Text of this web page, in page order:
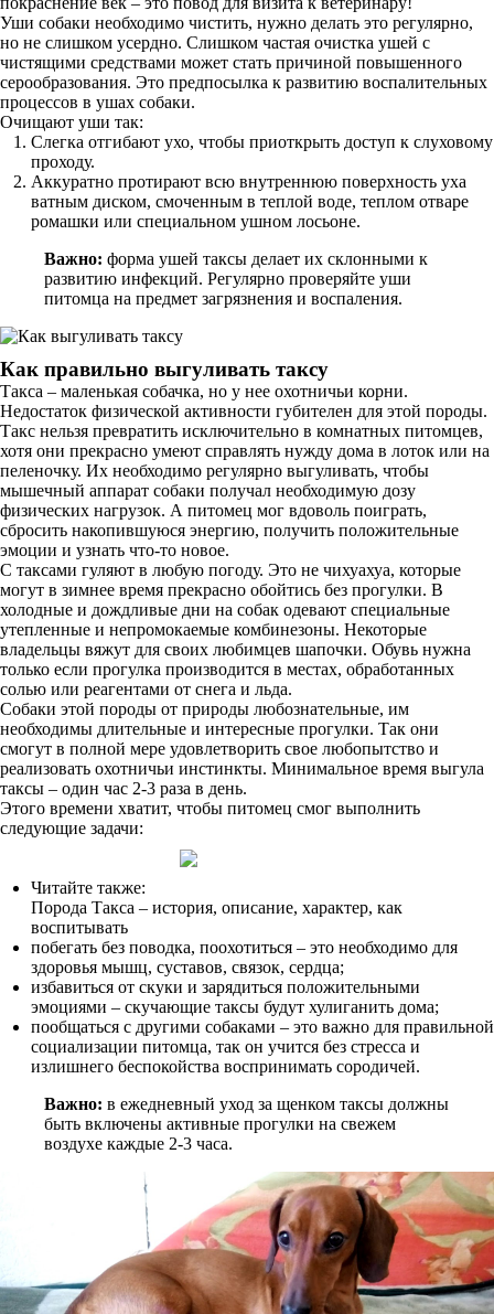
Уши собаки необходимо чистить, нужно делать это регулярно,
но не слишком усердно. Слишком частая очистка ушей с
чистящими средствами может стать причиной повышенного
серообразования. Это предпосылка к развитию воспалительных
процессов в ушах собаки.
Очищают уши так:
Слегка отгибают ухо, чтобы приоткрыть доступ к слуховому
проходу.
Аккуратно протирают всю внутреннюю поверхность уха
ватным диском, смоченным в теплой воде, теплом отваре
ромашки или специальном ушном лосьоне.
Важно: форма ушей таксы делает их склонными к
развитию инфекций. Регулярно проверяйте уши
питомца на предмет загрязнения и воспаления.
Как правильно выгуливать таксу
Такса – маленькая собачка, но у нее охотничьи корни.
Недостаток физической активности губителен для этой породы.
Такс нельзя превратить исключительно в комнатных питомцев,
хотя они прекрасно умеют справлять нужду дома в лоток или на
пеленочку. Их необходимо регулярно выгуливать, чтобы
мышечный аппарат собаки получал необходимую дозу
физических нагрузок. А питомец мог вдоволь поиграть,
сбросить накопившуюся энергию, получить положительные
эмоции и узнать что-то новое.
С таксами гуляют в любую погоду. Это не чихуахуа, которые
могут в зимнее время прекрасно обойтись без прогулки. В
холодные и дождливые дни на собак одевают специальные
утепленные и непромокаемые комбинезоны. Некоторые
владельцы вяжут для своих любимцев шапочки. Обувь нужна
только если прогулка производится в местах, обработанных
солью или реагентами от снега и льда.
Собаки этой породы от природы любознательные, им
необходимы длительные и интересные прогулки. Так они
смогут в полной мере удовлетворить свое любопытство и
реализовать охотничьи инстинкты. Минимальное время выгула
таксы – один час 2-3 раза в день.
Этого времени хватит, чтобы питомец смог выполнить
следующие задачи:
Читайте также:
Порода Такса – история, описание, характер, как
воспитывать
побегать без поводка, поохотиться – это необходимо для
здоровья мышц, суставов, связок, сердца;
избавиться от скуки и зарядиться положительными
эмоциями – скучающие таксы будут хулиганить дома;
пообщаться с другими собаками – это важно для правильной
социализации питомца, так он учится без стресса и
излишнего беспокойства воспринимать сородичей.
Важно: в ежедневный уход за щенком таксы должны
быть включены активные прогулки на свежем
воздухе каждые 2-3 часа.